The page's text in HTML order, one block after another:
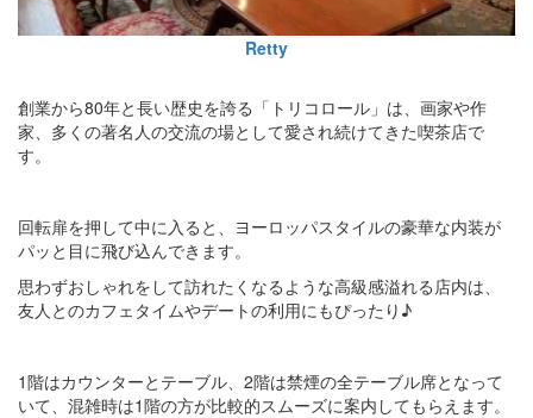
Retty
創業から80年と長い歴史を誇る「トリコロール」は、画家や作
家、多くの著名人の交流の場として愛され続けてきた喫茶店で
す。
回転扉を押して中に入ると、ヨーロッパスタイルの豪華な内装が
パッと目に飛び込んできます。
思わずおしゃれをして訪れたくなるような高級感溢れる店内は、
友人とのカフェタイムやデートの利用にもぴったり♪
1階はカウンターとテーブル、2階は禁煙の全テーブル席となって
いて、混雑時は1階の方が比較的スムーズに案内してもらえます。